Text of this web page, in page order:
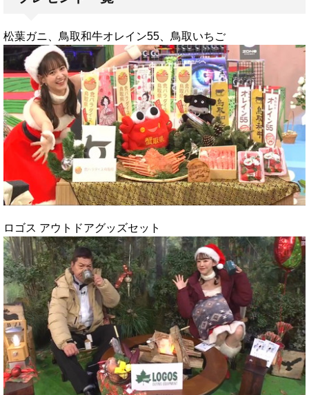
松葉ガニ、鳥取和牛オレイン55、鳥取いちご
ロゴス アウトドアグッズセット